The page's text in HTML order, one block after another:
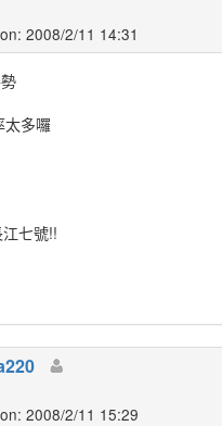
2008/2/11 14:31
太多囉
七號!!
2008/2/11 15:29